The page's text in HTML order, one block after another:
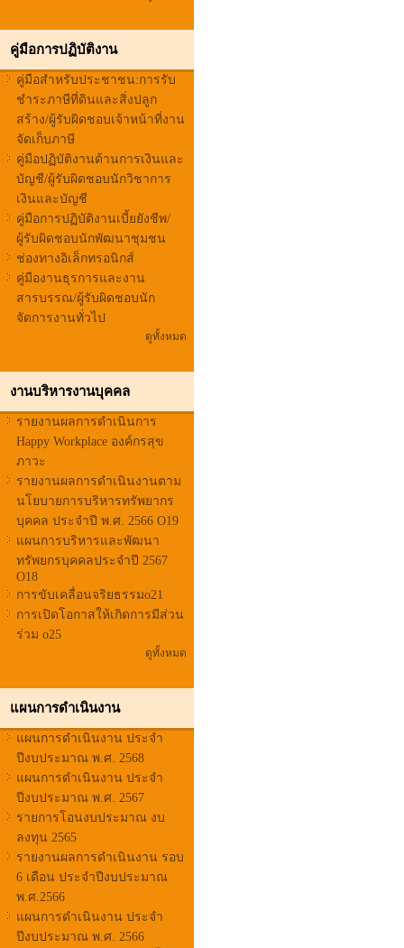
คู่มือการปฏิบัติงาน
คู่มือสำหรับประชาชน:การรับ
ชำระภาษีที่ดินและสิ่งปลูก
สร้าง/ผู้รับผิดชอบเจ้าหน้าที่งาน
จัดเก็บภาษี
คู่มือปฏิบัติงานด้านการเงินและ
บัญชี/ผู้รับผิดชอบนักวิชาการ
เงินและบัญชี
คู่มือการปฏิบัติงานเบี้ยยังชีพ/
ผู้รับผิดชอบนักพัฒนาชุมชน
ช่องทางอิเล็กทรอนิกส์
คู่มืองานธุรการและงาน
สารบรรณ/ผู้รับผิดชอบนัก
จัดการงานทั่วไป
ดูทั้งหมด
งานบริหารงานบุคคล
รายงานผลการดำเนินการ
Happy Workplace องค์กรสุข
ภาวะ
รายงานผลการดำเนินงานตาม
นโยบายการบริหารทรัพยากร
บุคคล ประจำปี พ.ศ. 2566 O19
แผนการบริหารและพัฒนา
ทรัพยกรบุคคลประจำปี 2567
O18
การขับเคลื่อนจริยธรรมo21
การเปิดโอกาสให้เกิดการมีส่วน
ร่วม o25
ดูทั้งหมด
แผนการดำเนินงาน
แผนการดำเนินงาน ประจำ
ปีงบประมาณ พ.ศ. 2568
แผนการดำเนินงาน ประจำ
ปีงบประมาณ พ.ศ. 2567
รายการโอนงบประมาณ งบ
ลงทุน 2565
รายงานผลการดำเนินงาน รอบ
6 เดือน ประจำปีงบประมาณ
พ.ศ.2566
แผนการดำเนินงาน ประจำ
ปีงบประมาณ พ.ศ. 2566